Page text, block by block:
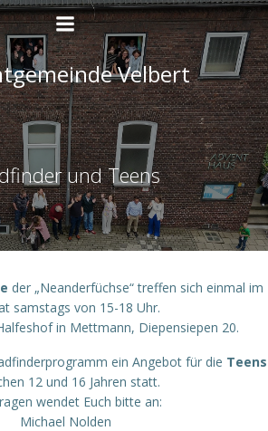
Zum
Inhalt
springen
Velbert
und Teens
der „Neanderfüchse“ treffen sich einmal im
samstags von 15-18 Uhr.
in Mettmann, Diepensiepen 20.
ein Angebot für die Teens
12 und 16 Jahren statt.
wendet Euch bitte an:
Michael Nolden